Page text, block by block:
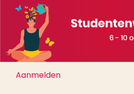
Aanmelden